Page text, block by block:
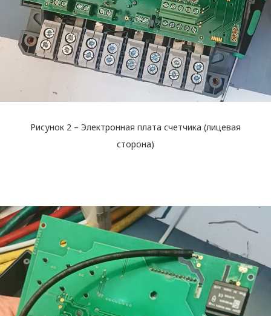
Рисунок 2 – Электронная плата счетчика (лицевая
сторона)